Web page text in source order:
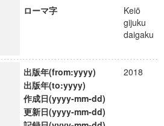
ローマ字
Keiō
gijuku
daigaku
出版年(from:yyyy)
2018
出版年(to:yyyy)
作成日(yyyy-mm-dd)
更新日(yyyy-mm-dd)